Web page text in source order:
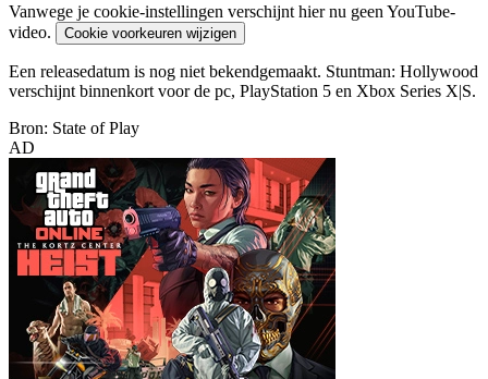
Vanwege je cookie-instellingen verschijnt hier nu geen YouTube-
video.
Cookie voorkeuren wijzigen
Een releasedatum is nog niet bekendgemaakt. Stuntman: Hollywood
verschijnt binnenkort voor de pc, PlayStation 5 en Xbox Series X|S.
Bron: State of Play
AD